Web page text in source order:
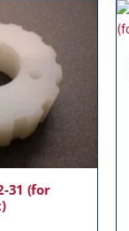
31 (for